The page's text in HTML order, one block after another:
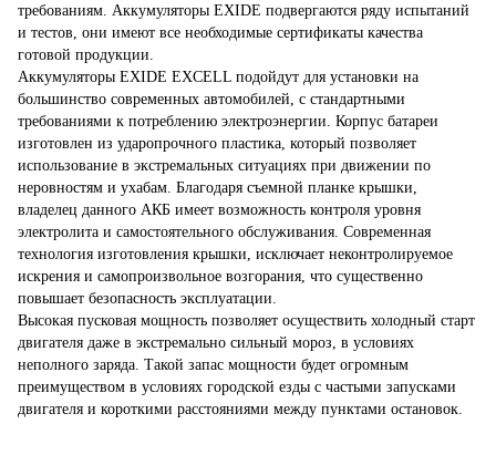
требованиям. Аккумуляторы EXIDE подвергаются ряду испытаний
и тестов, они имеют все необходимые сертификаты качества
готовой продукции.
Аккумуляторы EXIDE EXCELL подойдут для установки на
большинство современных автомобилей, с стандартными
требованиями к потреблению электроэнергии. Корпус батареи
изготовлен из ударопрочного пластика, который позволяет
использование в экстремальных ситуациях при движении по
неровностям и ухабам. Благодаря съемной планке крышки,
владелец данного АКБ имеет возможность контроля уровня
электролита и самостоятельного обслуживания. Современная
технология изготовления крышки, исключает неконтролируемое
искрения и самопроизвольное возгорания, что существенно
повышает безопасность эксплуатации.
Высокая пусковая мощность позволяет осуществить холодный старт
двигателя даже в экстремально сильный мороз, в условиях
неполного заряда. Такой запас мощности будет огромным
преимуществом в условиях городской езды с частыми запусками
двигателя и короткими расстояниями между пунктами остановок.